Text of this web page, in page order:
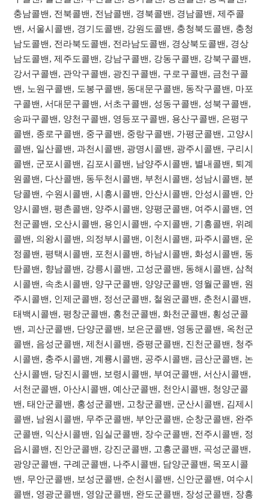
충남콜밴, 전북콜밴, 전남콜밴, 경북콜밴, 경남콜밴, 제주콜
밴, 서울시콜밴, 경기도콜밴, 강원도콜밴, 충청북도콜밴, 충청
남도콜밴, 전라북도콜밴, 전라남도콜밴, 경상북도콜밴, 경상
남도콜밴, 제주도콜밴, 강남구콜밴, 강동구콜밴, 강북구콜밴,
강서구콜밴, 관악구콜밴, 광진구콜밴, 구로구콜밴, 금천구콜
밴, 노원구콜밴, 도봉구콜밴, 동대문구콜밴, 동작구콜밴, 마포
구콜밴, 서대문구콜밴, 서초구콜밴, 성동구콜밴, 성북구콜밴,
송파구콜밴, 양천구콜밴, 영등포구콜밴, 용산구콜밴, 은평구
콜밴, 종로구콜밴, 중구콜밴, 중랑구콜밴, 가평군콜밴, 고양시
콜밴, 일산콜밴, 과천시콜밴, 광명시콜밴, 광주시콜밴, 구리시
콜밴, 군포시콜밴, 김포시콜밴, 남양주시콜밴, 별내콜밴, 퇴계
원콜밴, 다산콜밴, 동두천시콜밴, 부천시콜밴, 성남시콜밴, 분
당콜밴, 수원시콜밴, 시흥시콜밴, 안산시콜밴, 안성시콜밴, 안
양시콜밴, 평촌콜밴, 양주시콜밴, 양평군콜밴, 여주시콜밴, 연
천군콜밴, 오산시콜밴, 용인시콜밴, 수지콜밴, 기흥콜밴, 위례
콜밴, 의왕시콜밴, 의정부시콜밴, 이천시콜밴, 파주시콜밴, 운
정콜밴, 평택시콜밴, 포천시콜밴, 하남시콜밴, 화성시콜밴, 동
탄콜밴, 향남콜밴, 강릉시콜밴, 고성군콜밴, 동해시콜밴, 삼척
시콜밴, 속초시콜밴, 양구군콜밴, 양양군콜밴, 영월군콜밴, 원
주시콜밴, 인제군콜밴, 정선군콜밴, 철원군콜밴, 춘천시콜밴,
태백시콜밴, 평창군콜밴, 홍천군콜밴, 화천군콜밴, 횡성군콜
밴, 괴산군콜밴, 단양군콜밴, 보은군콜밴, 영동군콜밴, 옥천군
콜밴, 음성군콜밴, 제천시콜밴, 증평군콜밴, 진천군콜밴, 청주
시콜밴, 충주시콜밴, 계룡시콜밴, 공주시콜밴, 금산군콜밴, 논
산시콜밴, 당진시콜밴, 보령시콜밴, 부여군콜밴, 서산시콜밴,
서천군콜밴, 아산시콜밴, 예산군콜밴, 천안시콜밴, 청양군콜
밴, 태안군콜밴, 홍성군콜밴, 고창군콜밴, 군산시콜밴, 김제시
콜밴, 남원시콜밴, 무주군콜밴, 부안군콜밴, 순창군콜밴, 완주
군콜밴, 익산시콜밴, 임실군콜밴, 장수군콜밴, 전주시콜밴, 정
읍시콜밴, 진안군콜밴, 강진군콜밴, 고흥군콜밴, 곡성군콜밴,
광양군콜밴, 구례군콜밴, 나주시콜밴, 담양군콜밴, 목포시콜
밴, 무안군콜밴, 보성군콜밴, 순천시콜밴, 신안군콜밴, 여수시
콜밴, 영광군콜밴, 영암군콜밴, 완도군콜밴, 장성군콜밴, 장흥